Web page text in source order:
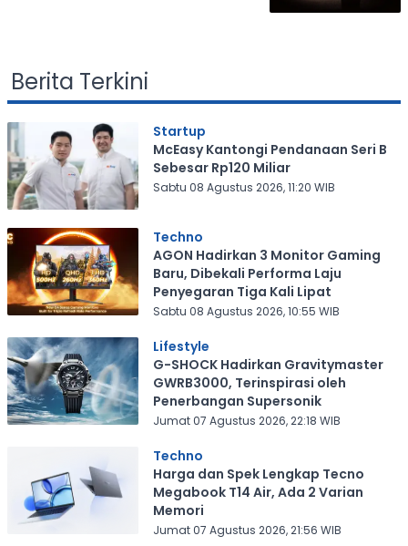
Berita Terkini
Startup
McEasy Kantongi Pendanaan Seri B
Sebesar Rp120 Miliar
Sabtu 08 Agustus 2026, 11:20 WIB
Techno
AGON Hadirkan 3 Monitor Gaming
Baru, Dibekali Performa Laju
Penyegaran Tiga Kali Lipat
Sabtu 08 Agustus 2026, 10:55 WIB
Lifestyle
G-SHOCK Hadirkan Gravitymaster
GWRB3000, Terinspirasi oleh
Penerbangan Supersonik
Jumat 07 Agustus 2026, 22:18 WIB
Techno
Harga dan Spek Lengkap Tecno
Megabook T14 Air, Ada 2 Varian
Memori
Jumat 07 Agustus 2026, 21:56 WIB